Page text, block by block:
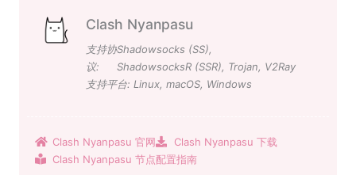
Clash Nyanpasu
支持协
议:
Shadowsocks (SS),
ShadowsocksR (SSR), Trojan, V2Ray
支持平台: Linux, macOS, Windows
Clash Nyanpasu 官网
Clash Nyanpasu 下载
Clash Nyanpasu 节点配置指南